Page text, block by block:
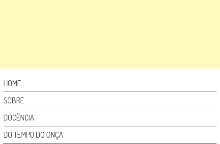
HOME
SOBRE
DOCÊNCIA
DO TEMPO DO ONÇA